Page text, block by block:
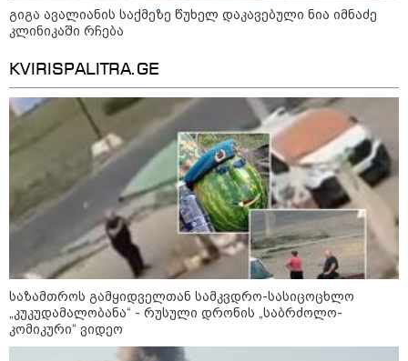
გიგა ავალიანის საქმეზე წუხელ დაკავებული ნია იმნაძე
კლინიკაში რჩება
KVIRISPALITRA.GE
საზამთროს გამყიდველთან სამკვდრო-სასიცოცხლო
„კუკუდამალობანა“ - რუსული დრონის „საბრძოლო-
კომიკური“ ვიდეო